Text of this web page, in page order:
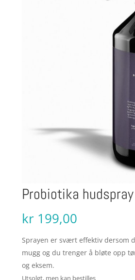
Probiotika hudspray
kr199,00
Sprayen er svært effektiv dersom
mugg og du trenger å bløte opp
og eksem.
Utsolgt, men kan bestilles